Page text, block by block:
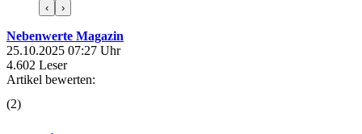
‹ ›
Nebenwerte Magazin
25.10.2025 07:27 Uhr
4.602 Leser
Artikel bewerten:
(2)